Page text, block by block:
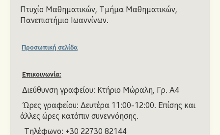
Πτυχίο Μαθηματικών, Τμήμα Μαθηματικών,
Πανεπιστήμιο Ιωαννίνων.
Προσωπική σελίδα
Επικοινωνία:
Διεύθυνση γραφείου: Κτήριο Μώραλη, Γρ. A4
Ώρες γραφείου: Δευτέρα 11:00-12:00. Επίσης και
άλλες ώρες κατόπιν συνεννόησης.
Τηλέφωνο: +30 22730 82144